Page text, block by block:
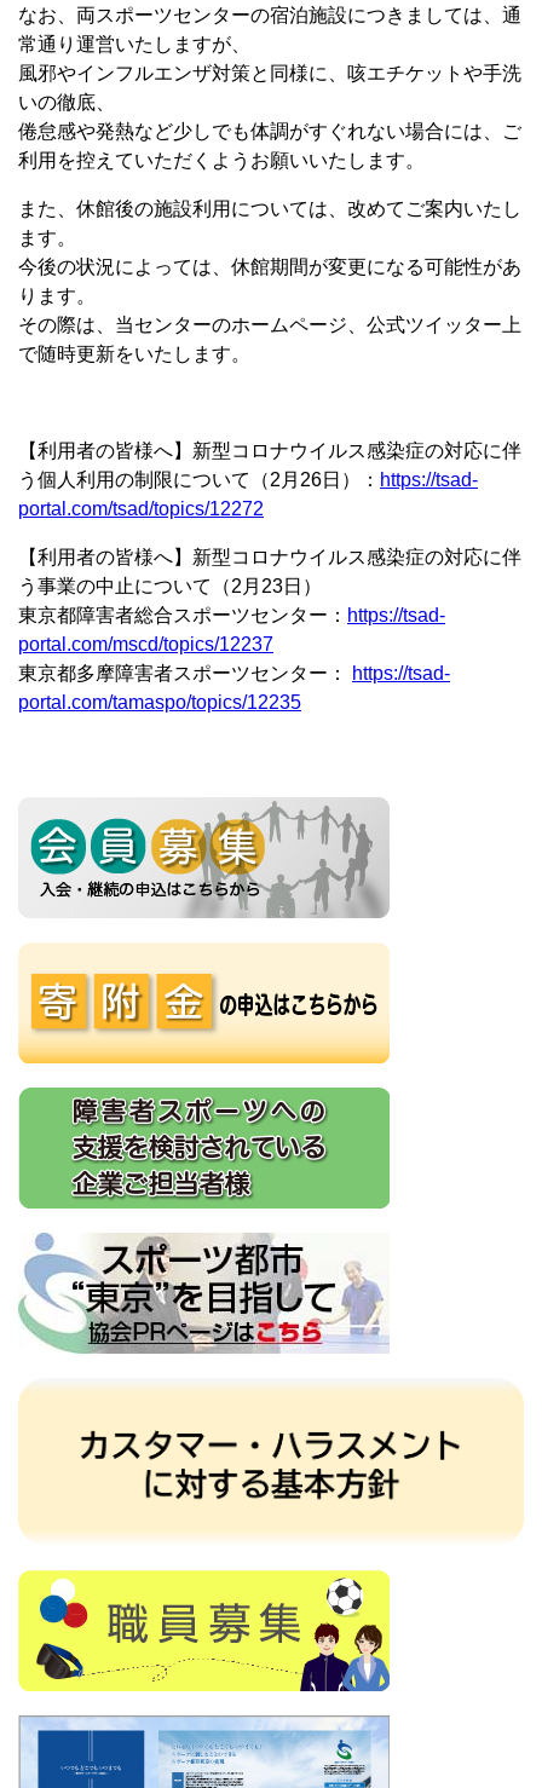
なお、両スポーツセンターの宿泊施設につきましては、通
常通り運営いたしますが、
風邪やインフルエンザ対策と同様に、咳エチケットや手洗
いの徹底、
倦怠感や発熱など少しでも体調がすぐれない場合には、ご
利用を控えていただくようお願いいたします。
また、休館後の施設利用については、改めてご案内いたし
ます。
今後の状況によっては、休館期間が変更になる可能性があ
ります。
その際は、当センターのホームページ、公式ツイッター上
で随時更新をいたします。
【利用者の皆様へ】新型コロナウイルス感染症の対応に伴
う個人利用の制限について（2月26日）： https://tsad-
portal.com/tsad/topics/12272
【利用者の皆様へ】新型コロナウイルス感染症の対応に伴
う事業の中止について（2月23日）
東京都障害者総合スポーツセンター： https://tsad-
portal.com/mscd/topics/12237
東京都多摩障害者スポーツセンター：
https://tsad-
portal.com/tamaspo/topics/12235